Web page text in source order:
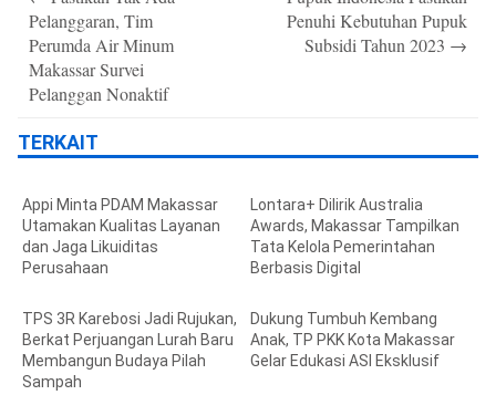
navigation
Pelanggaran, Tim
Perumda Air Minum
Makassar Survei
Pelanggan Nonaktif
Penuhi Kebutuhan Pupuk
Subsidi Tahun 2023 →
TERKAIT
Appi Minta PDAM Makassar
Utamakan Kualitas Layanan
dan Jaga Likuiditas
Perusahaan
Lontara+ Dilirik Australia
Awards, Makassar Tampilkan
Tata Kelola Pemerintahan
Berbasis Digital
TPS 3R Karebosi Jadi Rujukan,
Berkat Perjuangan Lurah Baru
Membangun Budaya Pilah
Sampah
Dukung Tumbuh Kembang
Anak, TP PKK Kota Makassar
Gelar Edukasi ASI Eksklusif